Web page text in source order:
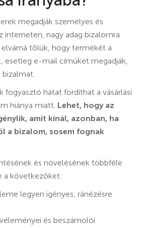
megadják személyes és
interneten, nagy adag bizalomra
tőlük, hogy termékét a
esetleg e-mail címüket megadják,
fogyasztó hátat fordíthat a vásárlási
hiánya miatt. Lehet, hogy az
amit kínál, azonban, ha
a bizalom, sosem fognak
és növelésének többféle
a következőket:
legyen igényes, ránézésre
és beszámolói